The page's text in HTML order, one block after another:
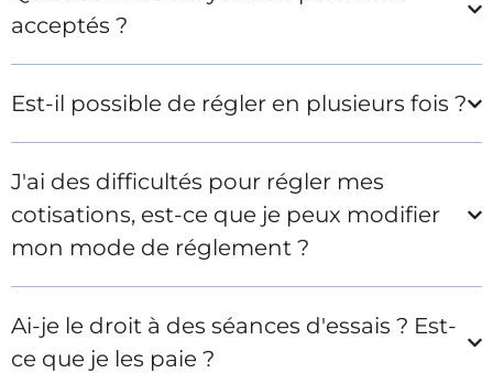
acceptés ?
Est-il possible de régler en plusieurs fois ?
J'ai des difficultés pour régler mes
cotisations, est-ce que je peux modifier
mon mode de réglement ?
Ai-je le droit à des séances d'essais ? Est-
ce que je les paie ?